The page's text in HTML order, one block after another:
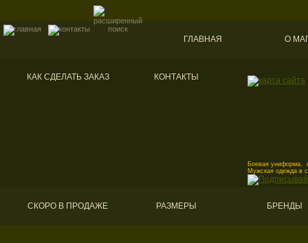
ГЛАВНАЯ О
КАК СДЕЛАТЬ ЗАКАЗ КОНТАКТЫ
Боевая униформа,
Мужская одежда в
СКОРО В ПРОДАЖЕ РАЗМЕРЫ БРЕНДЫ